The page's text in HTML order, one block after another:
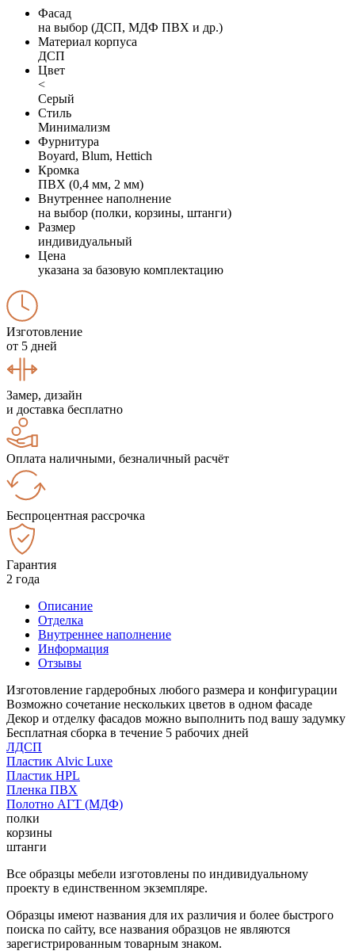
Фасад
на выбор (ДСП, МДФ ПВХ и др.)
Материал корпуса
ДСП
Цвет
<
Серый
Стиль
Минимализм
Фурнитура
Boyard, Blum, Hettich
Кромка
ПВХ (0,4 мм, 2 мм)
Внутреннее наполнение
на выбор (полки, корзины, штанги)
Размер
индивидуальный
Цена
указана за базовую комплектацию
Изготовление
от 5 дней
Замер, дизайн
и доставка бесплатно
Оплата наличными, безналичный расчёт
Беспроцентная рассрочка
Гарантия
2 года
Описание
Отделка
Внутреннее наполнение
Информация
Отзывы
Изготовление гардеробных любого размера и конфигурации
Возможно сочетание нескольких цветов в одном фасаде
Декор и отделку фасадов можно выполнить под вашу задумку
Бесплатная сборка в течение 5 рабочих дней
ЛДСП
Пластик Alvic Luxe
Пластик HPL
Пленка ПВХ
Полотно АГТ (МДФ)
полки
корзины
штанги
Все образцы мебели изготовлены по индивидуальному
проекту в единственном экземпляре.
Образцы имеют названия для их различия и более быстрого
поиска по сайту, все названия образцов не являются
зарегистрированным товарным знаком.